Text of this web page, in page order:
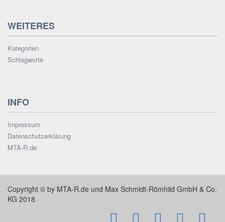
WEITERES
Kategorien
Schlagworte
INFO
Impressum
Datenschutzerklärung
MTA-R.de
Copyright © by MTA-R.de und Max Schmidt-Römhild GmbH & Co.
KG 2018